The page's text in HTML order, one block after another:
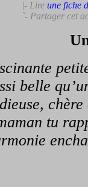
|- Lire une fiche
`- Partager cet
belle
chère
tu